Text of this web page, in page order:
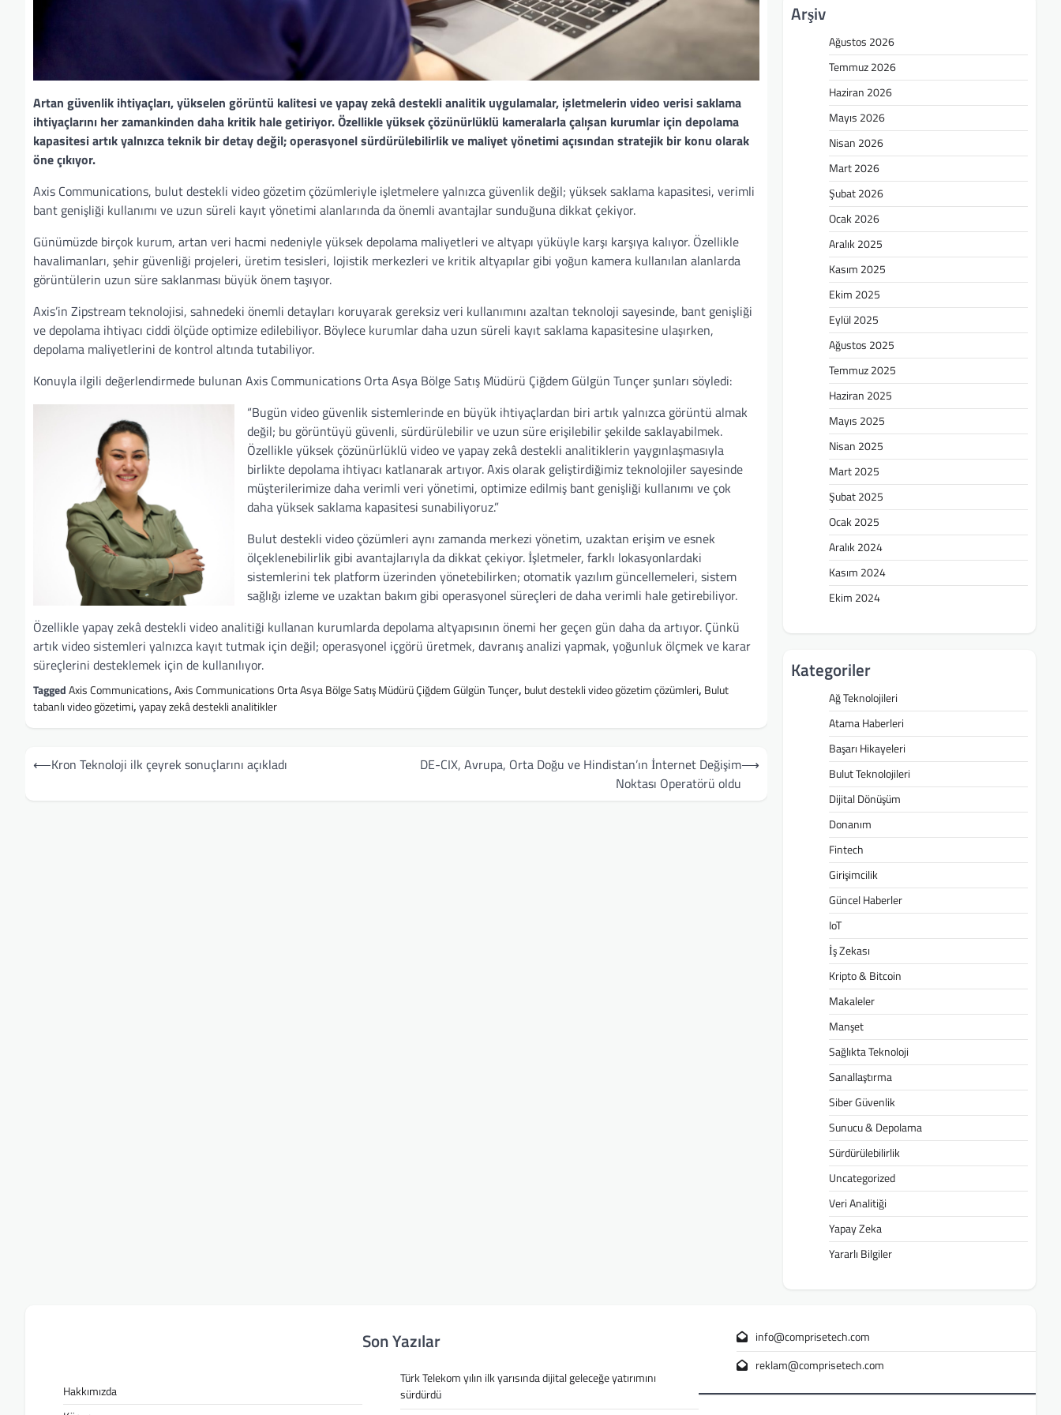
Artan güvenlik ihtiyaçları, yükselen görüntü kalitesi ve yapay zekâ destekli analitik uygulamalar, işletmelerin video verisi saklama
ihtiyaçlarını her zamankinden daha kritik hale getiriyor. Özellikle yüksek çözünürlüklü kameralarla çalışan kurumlar için depolama
kapasitesi artık yalnızca teknik bir detay değil; operasyonel sürdürülebilirlik ve maliyet yönetimi açısından stratejik bir konu olarak
öne çıkıyor.
Axis Communications, bulut destekli video gözetim çözümleriyle işletmelere yalnızca güvenlik değil; yüksek saklama kapasitesi, verimli
bant genişliği kullanımı ve uzun süreli kayıt yönetimi alanlarında da önemli avantajlar sunduğuna dikkat çekiyor.
Günümüzde birçok kurum, artan veri hacmi nedeniyle yüksek depolama maliyetleri ve altyapı yüküyle karşı karşıya kalıyor. Özellikle
havalimanları, şehir güvenliği projeleri, üretim tesisleri, lojistik merkezleri ve kritik altyapılar gibi yoğun kamera kullanılan alanlarda
görüntülerin uzun süre saklanması büyük önem taşıyor.
Axis’in Zipstream teknolojisi, sahnedeki önemli detayları koruyarak gereksiz veri kullanımını azaltan teknoloji sayesinde, bant genişliği
ve depolama ihtiyacı ciddi ölçüde optimize edilebiliyor. Böylece kurumlar daha uzun süreli kayıt saklama kapasitesine ulaşırken,
depolama maliyetlerini de kontrol altında tutabiliyor.
Konuyla ilgili değerlendirmede bulunan Axis Communications Orta Asya Bölge Satış Müdürü Çiğdem Gülgün Tunçer şunları söyledi:
“Bugün video güvenlik sistemlerinde en büyük ihtiyaçlardan biri artık yalnızca görüntü almak
değil; bu görüntüyü güvenli, sürdürülebilir ve uzun süre erişilebilir şekilde saklayabilmek.
Özellikle yüksek çözünürlüklü video ve yapay zekâ destekli analitiklerin yaygınlaşmasıyla
birlikte depolama ihtiyacı katlanarak artıyor. Axis olarak geliştirdiğimiz teknolojiler sayesinde
müşterilerimize daha verimli veri yönetimi, optimize edilmiş bant genişliği kullanımı ve çok
daha yüksek saklama kapasitesi sunabiliyoruz.”
Bulut destekli video çözümleri aynı zamanda merkezi yönetim, uzaktan erişim ve esnek
ölçeklenebilirlik gibi avantajlarıyla da dikkat çekiyor. İşletmeler, farklı lokasyonlardaki
sistemlerini tek platform üzerinden yönetebilirken; otomatik yazılım güncellemeleri, sistem
sağlığı izleme ve uzaktan bakım gibi operasyonel süreçleri de daha verimli hale getirebiliyor.
Özellikle yapay zekâ destekli video analitiği kullanan kurumlarda depolama altyapısının önemi her geçen gün daha da artıyor. Çünkü
artık video sistemleri yalnızca kayıt tutmak için değil; operasyonel içgörü üretmek, davranış analizi yapmak, yoğunluk ölçmek ve karar
süreçlerini desteklemek için de kullanılıyor.
TaggedAxis Communications,Axis Communications Orta Asya Bölge Satış Müdürü Çiğdem Gülgün Tunçer, bulut destekli video gözetim çözümleri, Bulut
tabanlı video gözetimi,yapay zekâ destekli analitikler
Yazı
⟵Kron Teknoloji ilk çeyrek sonuçlarını açıkladı
DE-CIX, Avrupa, Orta Doğu ve Hindistan’ın İnternet Değişim
Noktası Operatörü oldu
⟶
Arşiv
Ağustos 2026
Temmuz 2026
Haziran 2026
Mayıs 2026
Nisan 2026
Mart 2026
Şubat 2026
Ocak 2026
Aralık 2025
Kasım 2025
Ekim 2025
Eylül 2025
Ağustos 2025
Temmuz 2025
Haziran 2025
Mayıs 2025
Nisan 2025
Mart 2025
Şubat 2025
Ocak 2025
Aralık 2024
Kasım 2024
Ekim 2024
Kategoriler
Ağ Teknolojileri
Atama Haberleri
Başarı Hikayeleri
Bulut Teknolojileri
Dijital Dönüşüm
Donanım
Fintech
Girişimcilik
Güncel Haberler
IoT
İş Zekası
Kripto & Bitcoin
Makaleler
Manşet
Sağlıkta Teknoloji
Sanallaştırma
Siber Güvenlik
Sunucu & Depolama
Sürdürülebilirlik
Uncategorized
Veri Analitiği
Yapay Zeka
Yararlı Bilgiler
Hakkımızda
Son Yazılar
Türk Telekom yılın ilk yarısında dijital geleceğe yatırımını
sürdürdü
info@comprisetech.com
reklam@comprisetech.com